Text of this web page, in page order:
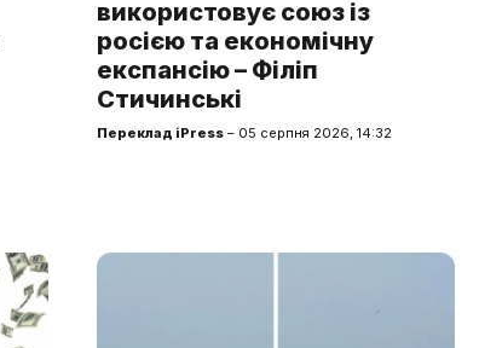
використовує союз із
росією та економічну
експансію – Філіп
Стичинські
Переклад iPress – 05 серпня 2026, 14:32